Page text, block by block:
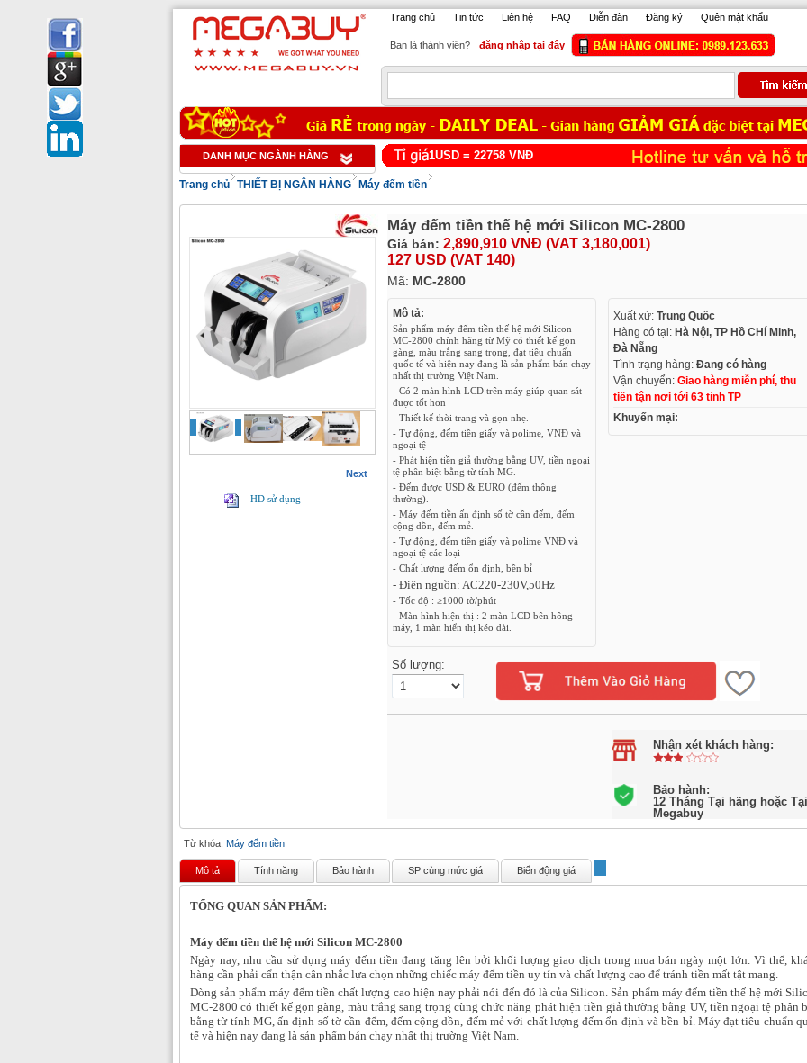
Trang chủ Tin tức Liên hệ FAQ Diễn đàn Đăng ký Quên mật khẩu
Bạn là thành viên?
đăng nhập tại đây
DANH MỤC NGÀNH HÀNG 1USD = 22758 VNĐ
Trang chủ THIẾT BỊ NGÂN HÀNG Máy đếm tiền
Next
HD sử dụng
Máy đếm tiền thế hệ mới Silicon MC-2800
Giá bán: 2,890,910 VNĐ (VAT 3,180,001)
127 USD (VAT 140)
Mã: MC-2800
Mô tả:
Sản phẩm máy đếm tiền thế hệ mới Silicon
MC-2800 chính hãng từ Mỹ có thiết kế gọn
gàng, màu trắng sang trọng, đạt tiêu chuẩn
quốc tế và hiện nay đang là sản phẩm bán chạy
nhất thị trường Việt Nam.
- Có 2 màn hình LCD trên máy giúp quan sát
được tốt hơn
- Thiết kế thời trang và gọn nhẹ.
- Tự động, đếm tiền giấy và polime, VNĐ và
ngoại tệ
- Phát hiện tiền giả thường bằng UV, tiền ngoại
tệ phân biệt bằng từ tính MG.
- Đếm được USD & EURO (đếm thông
thường).
- Máy đếm tiền ấn định số tờ cần đếm, đếm
cộng dồn, đếm mẻ.
- Tự động, đếm tiền giấy và polime VNĐ và
ngoại tệ các loại
- Chất lượng đếm ổn định, bền bỉ
- Điện nguồn: AC220-230V,50Hz
- Tốc độ : ≥1000 tờ/phút
- Màn hình hiện thị : 2 màn LCD bên hông
máy, 1 màn hiển thị kéo dài.
Xuất xứ: Trung Quốc
Hàng có tại: Hà Nội, TP Hồ CHí Minh,
Đà Nẵng
Tình trạng hàng: Đang có hàng
Vận chuyển: Giao hàng miễn phí, thu
tiền tận nơi tới 63 tỉnh TP
Khuyến mại:
Số lượng:
Nhận xét khách hàng:
Bảo hành:
12 Tháng Tại hãng hoặc Tại
Megabuy
Từ khóa: Máy đếm tiền
Mô tả Tính năng Bảo hành SP cùng mức giá Biến động giá
TỔNG QUAN SẢN PHẨM:
Máy đếm tiền thế hệ mới Silicon MC-2800
Ngày nay, nhu cầu sử dụng máy đếm tiền đang tăng lên bởi khối lượng giao dịch trong mua bán ngày một lớn. Vì thế,
hàng cần phải cẩn thận cân nhắc lựa chọn những chiếc máy đếm tiền uy tín và chất lượng cao để tránh tiền mất tật mang.
Dòng sản phẩm máy đếm tiền chất lượng cao hiện nay phải nói đến đó là của Silicon. Sản phẩm máy đếm tiền thế hệ mới
MC-2800 có thiết kế gọn gàng, màu trắng sang trọng cùng chức năng phát hiện tiền giả thường bằng UV, tiền ngoại tệ phân
bằng từ tính MG, ấn định số tờ cần đếm, đếm cộng dồn, đếm mẻ với chất lượng đếm ổn định và bền bỉ. Máy đạt tiêu chuẩn
tế và hiện nay đang là sản phẩm bán chạy nhất thị trường Việt Nam.